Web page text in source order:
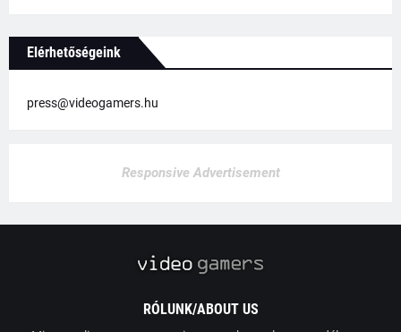
Elérhetőségeink
press@videogamers.hu
Responsive Advertisement
RÓLUNK/ABOUT US